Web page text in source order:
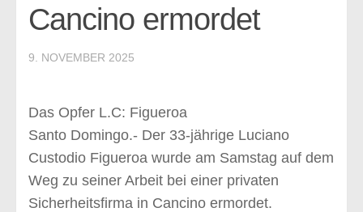
Allgemeine Informationen
Die Geschichte bis 1844
Provinzen
Die Tierwelt
Veranstaltungen
Empfehlungen
Cancino ermordet
9. NOVEMBER 2025
Das Opfer L.C: Figueroa
Santo Domingo.- Der 33-jährige Luciano
Custodio Figueroa wurde am Samstag auf dem
Weg zu seiner Arbeit bei einer privaten
Sicherheitsfirma in Cancino ermordet.